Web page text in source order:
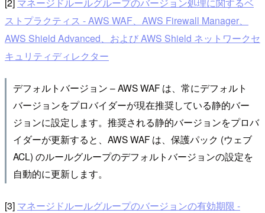
ストプラクティス - AWS WAF、AWS Firewall Manager、
AWS Shield Advanced、および AWS Shield ネットワークセ
キュリティディレクター
デフォルトバージョン – AWS WAF は、常にデフォルト
バージョンをプロバイダーが現在推奨している静的バー
ジョンに設定します。推奨される静的バージョンをプロバ
イダーが更新すると、AWS WAF は、保護パック (ウェブ
ACL) のルールグループのデフォルトバージョンの設定を
自動的に更新します。
[3] マネージドルールグループのバージョンの有効期限 -